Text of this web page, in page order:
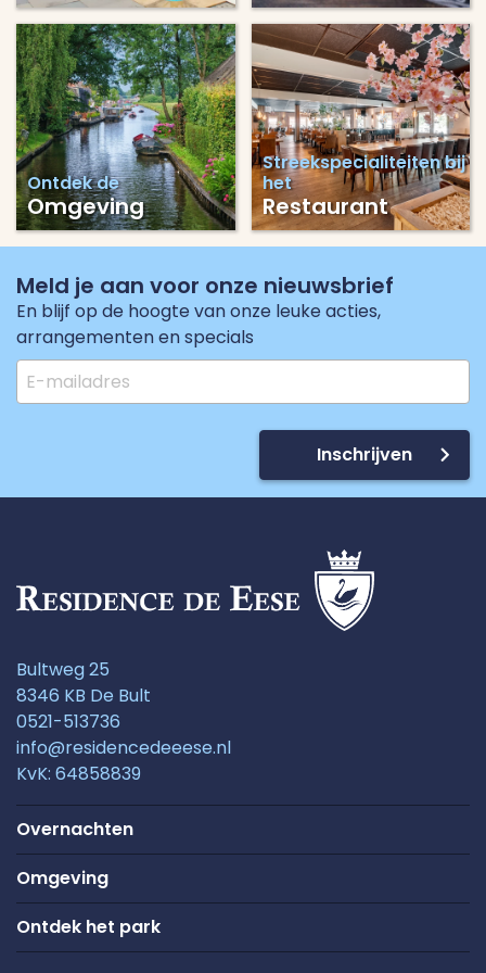
Ontdek de
Omgeving
Streekspecialiteiten bij
het
Restaurant
Meld je aan voor onze nieuwsbrief
En blijf op de hoogte van onze leuke acties,
arrangementen en specials
Inschrijven
Bultweg 25
8346 KB De Bult
0521-513736
info@residencedeeese.nl
KvK: 64858839
Overnachten
Omgeving
Ontdek het park